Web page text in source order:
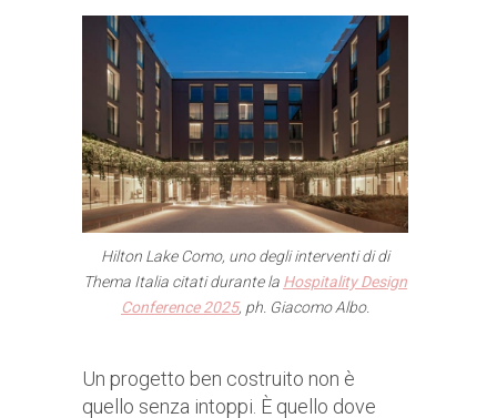
Hilton Lake Como, uno degli interventi di di
Thema Italia citati durante la Hospitality Design
Conference 2025, ph. Giacomo Albo.
Un progetto ben costruito non è
quello senza intoppi. È quello dove